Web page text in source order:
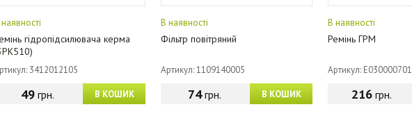
гідропідсилювача керма
3412012105
В КОШИК
49грн.
В наявності
Фільтр повітряний
Артикул: 1109140005
В КОШИК
74грн.
В наявності
Ремінь ГРМ
Артикул: E030000701
216грн.